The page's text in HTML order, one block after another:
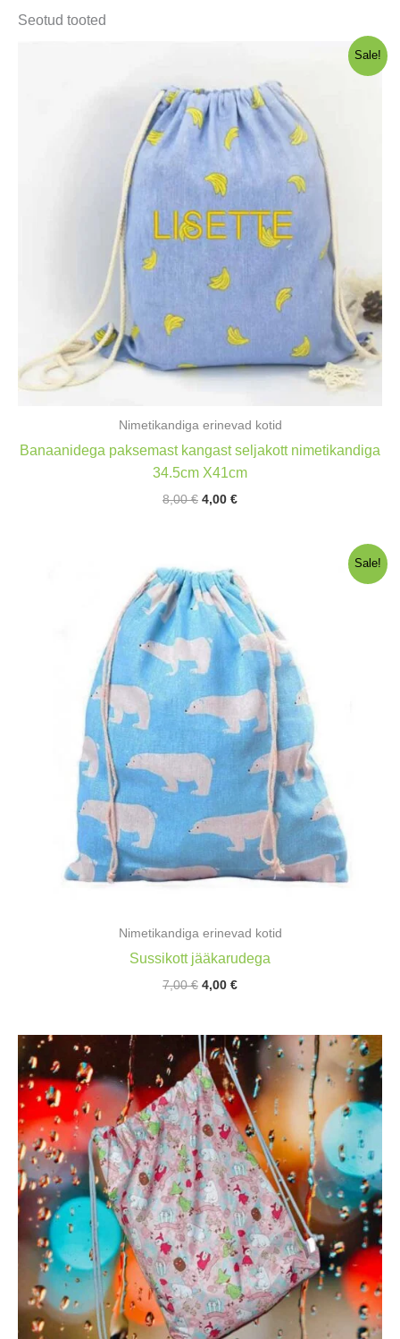
Seotud tooted
Sale!
Nimetikandiga erinevad kotid
Banaanidega paksemast kangast seljakott nimetikandiga
34.5cm X41cm
8,00€ Algne
4,00 €Praegune
Sale!
Nimetikandiga erinevad kotid
Sussikott jääkarudega
7,00€ Algne
7,00 €.
4,00 €Praegune
4,00 €.